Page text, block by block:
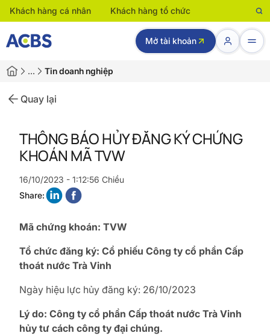
Khách hàng cá nhân Khách hàng tổ chức
Mở tài khoản
… Tin doanh nghiệp
Quay lại
THÔNG BÁO HỦY ĐĂNG KÝ CHỨNG
KHOÁN MÃ TVW
16/10/2023 - 1:12:56 Chiều
Share:
Mã chứng khoán: TVW
Tổ chức đăng ký: Cổ phiếu Công ty cổ phần Cấp
thoát nước Trà Vinh
Ngày hiệu lực hủy đăng ký: 26/10/2023
Lý do: Công ty cổ phần Cấp thoát nước Trà Vinh
hủy tư cách công ty đại chúng.